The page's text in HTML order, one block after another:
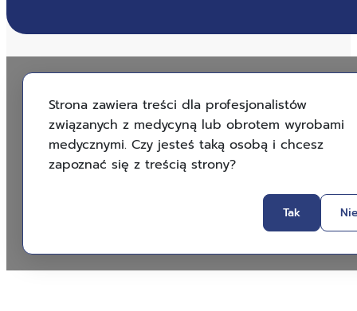
Strona zawiera treści dla profesjonalistów
związanych z medycyną lub obrotem wyrobami
medycznymi. Czy jesteś taką osobą i chcesz
zapoznać się z treścią strony?
Tak